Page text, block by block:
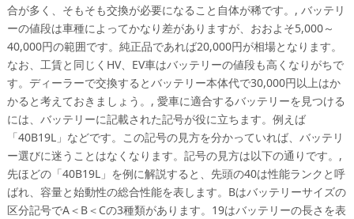
合が多く、そもそも交換が必要になること自体が稀です。, バッテリ
ーの値段は車種によってかなり差がありますが、おおよそ5,000～
40,000円の範囲です。純正品であれば20,000円が相場となります。
なお、工賃と同じくHV、EV車はバッテリーの値段も高くなりがちで
す。ディーラーで交換するとバッテリー本体代で30,000円以上はか
かると考えておきましょう。, 愛車に適合するバッテリーを見つける
には、バッテリーに記載された記号が役に立ちます。例えば
「40B19L」などです。この記号の見方を分かっていれば、バッテリ
ー選びに迷うことはなくなります。記号の見方は以下の通りです。,
先ほどの「40B19L」を例に解説すると、先頭の40は性能ランクと呼
ばれ、容量と始動性の総合性能を表します。Bはバッテリーサイズの
区分記号でA＜B＜Cの3種類があります。19はバッテリーの長さを表